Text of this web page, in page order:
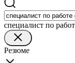
специалист по
Резюме